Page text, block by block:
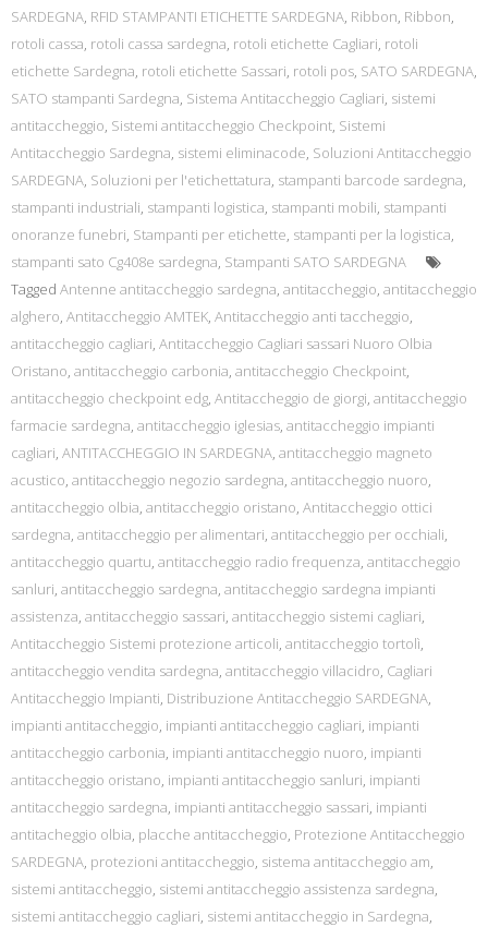
SARDEGNA, RFID STAMPANTI ETICHETTE SARDEGNA, Ribbon, Ribbon,
rotoli cassa, rotoli cassa sardegna, rotoli etichette Cagliari, rotoli
etichette Sardegna, rotoli etichette Sassari, rotoli pos, SATO SARDEGNA,
SATO stampanti Sardegna, Sistema Antitaccheggio Cagliari, sistemi
antitaccheggio, Sistemi antitaccheggio Checkpoint, Sistemi
Antitaccheggio Sardegna, sistemi eliminacode, Soluzioni Antitaccheggio
SARDEGNA, Soluzioni per l'etichettatura, stampanti barcode sardegna,
stampanti industriali, stampanti logistica, stampanti mobili, stampanti
onoranze funebri, Stampanti per etichette, stampanti per la logistica,
stampanti sato Cg408e sardegna, Stampanti SATO SARDEGNA
Tagged Antenne antitaccheggio sardegna, antitaccheggio, antitaccheggio
alghero, Antitaccheggio AMTEK, Antitaccheggio anti taccheggio,
antitaccheggio cagliari, Antitaccheggio Cagliari sassari Nuoro Olbia
Oristano, antitaccheggio carbonia, antitaccheggio Checkpoint,
antitaccheggio checkpoint edg, Antitaccheggio de giorgi, antitaccheggio
farmacie sardegna, antitaccheggio iglesias, antitaccheggio impianti
cagliari, ANTITACCHEGGIO IN SARDEGNA, antitaccheggio magneto
acustico, antitaccheggio negozio sardegna, antitaccheggio nuoro,
antitaccheggio olbia, antitaccheggio oristano, Antitaccheggio ottici
sardegna, antitaccheggio per alimentari, antitaccheggio per occhiali,
antitaccheggio quartu, antitaccheggio radio frequenza, antitaccheggio
sanluri, antitaccheggio sardegna, antitaccheggio sardegna impianti
assistenza, antitaccheggio sassari, antitaccheggio sistemi cagliari,
Antitaccheggio Sistemi protezione articoli, antitaccheggio tortolì,
antitaccheggio vendita sardegna, antitaccheggio villacidro, Cagliari
Antitaccheggio Impianti, Distribuzione Antitaccheggio SARDEGNA,
impianti antitaccheggio, impianti antitaccheggio cagliari, impianti
antitaccheggio carbonia, impianti antitaccheggio nuoro, impianti
antitaccheggio oristano, impianti antitaccheggio sanluri, impianti
antitaccheggio sardegna, impianti antitaccheggio sassari, impianti
antitacheggio olbia, placche antitaccheggio, Protezione Antitaccheggio
SARDEGNA, protezioni antitaccheggio, sistema antitaccheggio am,
sistemi antitaccheggio, sistemi antitaccheggio assistenza sardegna,
sistemi antitaccheggio cagliari, sistemi antitaccheggio in Sardegna,